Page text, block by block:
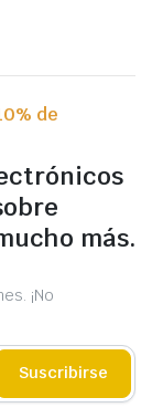
de
más.
¡No
Suscribirse